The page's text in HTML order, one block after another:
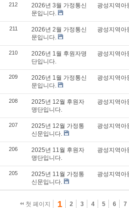
212
2026년 3월 가정통신
문입니다.
광성지역아
211
2026년 2월 가정통신
문입니다.
광성지역아
210
2026년 1월 후원자명
단입니다.
광성지역아
209
2026년 1월 가정통신
문입니다.
광성지역아
208
2025년 12월 후원자
명단입니다.
광성지역아
207
2025년 12월 가정통
신문입니다.
광성지역아
206
2025년 11월 후원자
명단입니다.
광성지역아
205
2025년 11월 가정통
신문입니다.
광성지역아
첫 페이지 1 2 3 4 5 6 7